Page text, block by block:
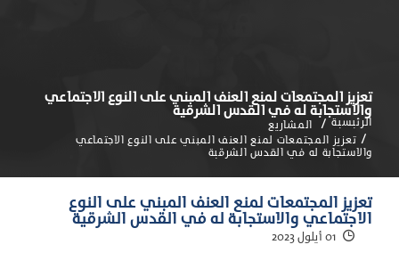
تعزيز المجتمعات لمنع العنف المبني على النوع الاجتماعي
والاستجابة له في القدس الشرقية
الرئيسية
المشاريع
تعزيز المجتمعات لمنع العنف المبني على النوع الاجتماعي
والاستجابة له في القدس الشرقية
تعزيز المجتمعات لمنع العنف المبني على النوع
الاجتماعي والاستجابة له في القدس الشرقية